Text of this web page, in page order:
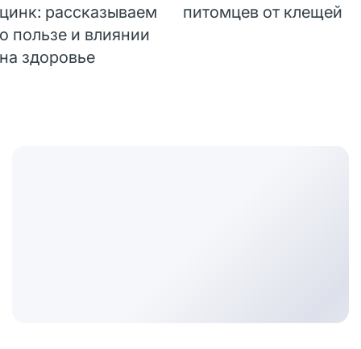
цинк: рассказываем
о пользе и влиянии
на здоровье
питомцев от клещей